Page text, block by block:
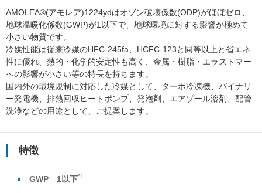
AMOLEA®(アモレア)1224ydはオゾン破壊係数(ODP)がほぼゼロ、
地球温暖化係数(GWP)が1以下で、地球環境に対する影響が極めて
小さい物質です。
冷媒性能は従来冷媒のHFC-245fa、HCFC-123と同等以上と省エネ
性に優れ、熱的・化学的安定性も高く、金属・樹脂・エラストマー
への影響が小さい等の特長を持ちます。
国内外の環境規制に対応した冷媒として、ターボ冷凍機、バイナリ
ー発電機、排熱回収ヒートポンプ、発泡剤、エアゾール溶剤、配管
洗浄などの用途として、ご提案します。
特徴
GWP 1以下*1